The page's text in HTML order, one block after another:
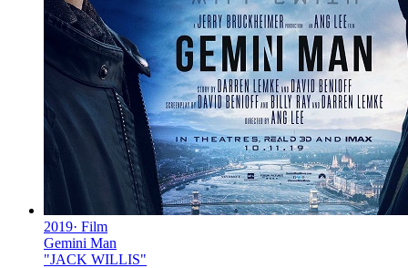
2019· Film
Gemini Man
"JACK WILLIS"